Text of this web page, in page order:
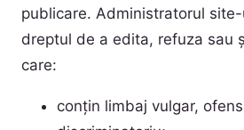
publicare. Administratorul
dreptul de a edita, refuza sau
care:
conțin limbaj vulgar,